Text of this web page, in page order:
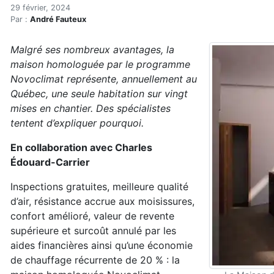
Accueil
Articles
Pourquoi y a-t-il aussi peu d’habitations
Pourquoi y a-t-il aussi
29 février, 2024
Par : André Fauteux
Malgré ses nombreux avantages, la
maison homologuée par le programme
Novoclimat représente, annuellement au
Québec, une seule habitation sur vingt
mises en chantier. Des spécialistes
tentent d’expliquer pourquoi.
En collaboration avec Charles
Édouard-Carrier
Inspections gratuites, meilleure qualité
d’air, résistance accrue aux moisissures,
confort amélioré, valeur de revente
supérieure et surcoût annulé par les
aides financières ainsi qu’une économie
de chauffage récurrente de 20 % : la